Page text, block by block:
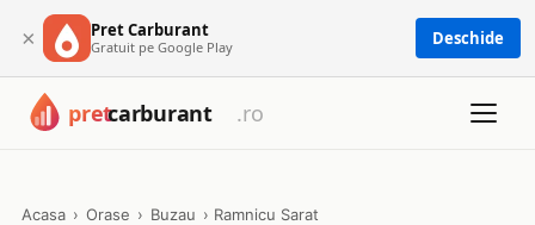
× Pret Carburant
Gratuit pe Google Play Deschide
Acasa › Orase › Buzau › Ramnicu Sarat